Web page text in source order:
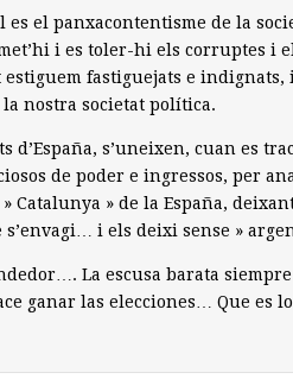
el panxacontentisme de la
i es toler-hi els corruptes i
fastiguejats e indignats,
nostra societat política.
d’España, s’uneixen, cuan es
de poder e ingressos, per
Catalunya » de la España,
s’envagi… i els deixi sense »
La escusa barata siempre
ganar las elecciones… Que es